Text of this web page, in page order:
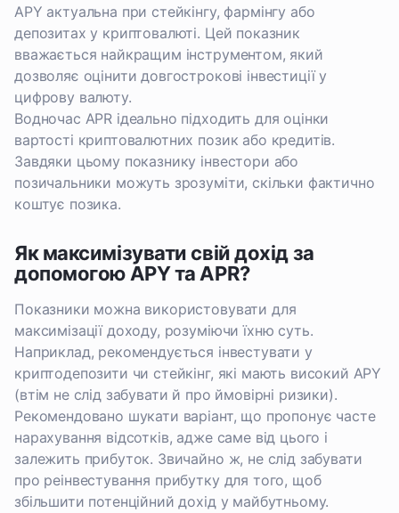
APY актуальна при стейкінгу, фармінгу або
депозитах у криптовалюті. Цей показник
вважається найкращим інструментом, який
дозволяє оцінити довгострокові інвестиції у
цифрову валюту.
Водночас APR ідеально підходить для оцінки
вартості криптовалютних позик або кредитів.
Завдяки цьому показнику інвестори або
позичальники можуть зрозуміти, скільки фактично
коштує позика.
Як максимізувати свій дохід за
допомогою APY та APR?
Показники можна використовувати для
максимізації доходу, розуміючи їхню суть.
Наприклад, рекомендується інвестувати у
криптодепозити чи стейкінг, які мають високий APY
(втім не слід забувати й про ймовірні ризики).
Рекомендовано шукати варіант, що пропонує часте
нарахування відсотків, адже саме від цього і
залежить прибуток. Звичайно ж, не слід забувати
про реінвестування прибутку для того, щоб
збільшити потенційний дохід у майбутньому.